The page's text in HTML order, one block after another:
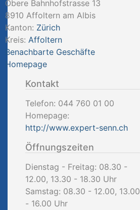
Obere Bahnhofstrasse 13
8910 Affoltern am Albis
Kanton: Zürich
Kreis: Affoltern
Benachbarte Geschäfte
Homepage
Kontakt
Telefon: 044 760 01 00
Homepage:
http://www.expert-senn.ch
Öffnungszeiten
Dienstag - Freitag: 08.30 -
12.00, 13.30 - 18.30 Uhr
Samstag: 08.30 - 12.00, 13.00
- 16.00 Uhr